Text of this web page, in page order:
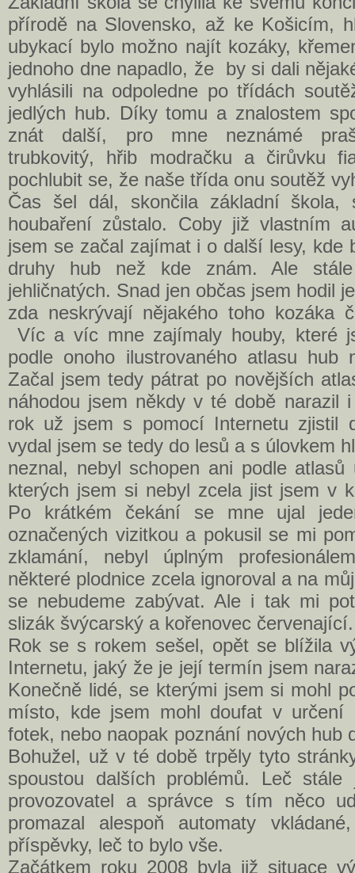
přírodě na Slovensko, až ke Košicím,
ubykací bylo možno najít kozáky,
jednoho dne napadlo, že by si dali
vyhlásili na odpoledne po třídách
jedlých hub. Díky tomu a znalostem
znát další, pro mne neznámé
trubkovitý, hřib modračku a čirůvku
pochlubit se, že naše třída onu soutěž
Čas šel dál, skončila základní škola,
houbaření zůstalo. Coby již vlastním
jsem se začal zajímat i o další lesy, kde
druhy hub než kde znám. Ale
jehličnatých. Snad jen občas jsem hodil
zda neskrývají nějakého toho kozáka
Víc a víc mne zajímaly houby, které
podle onoho ilustrovaného atlasu hub
Začal jsem tedy pátrat po novějších
náhodou jsem někdy v té době narazil
rok už jsem s pomocí Internetu zjistil
vydal jsem se tedy do lesů a s úlovkem
neznal, nebyl schopen ani podle
kterých jsem si nebyl zcela jist jsem v
Po krátkém čekání se mne ujal
označených vizitkou a pokusil se mi
zklamání, nebyl úplným
některé plodnice zcela ignoroval a na
se nebudeme zabývat. Ale i tak mi
slizák švýcarský a kořenovec červenající.
Rok se s rokem sešel, opět se blížila
Internetu, jaký že je její termín jsem
Konečně lidé, se kterými jsem si mohl
místo, kde jsem mohl doufat v určení
fotek, nebo naopak poznání nových hub
Bohužel, už v té době trpěly tyto
spoustou dalších problémů. Leč
provozovatel a správce s tím něco
promazal alespoň automaty
příspěvky, leč to bylo vše.
Začátkem roku 2008 byla již situace